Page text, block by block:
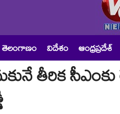
తెలంగాణం విదేశం ఆంధ్రప్రదేశ్
తీరిక